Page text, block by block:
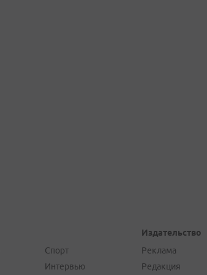
Спорт
Интервью
Издательство
Реклама
Редакция